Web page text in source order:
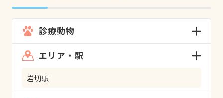
診療動物
エリア・駅
岩切駅